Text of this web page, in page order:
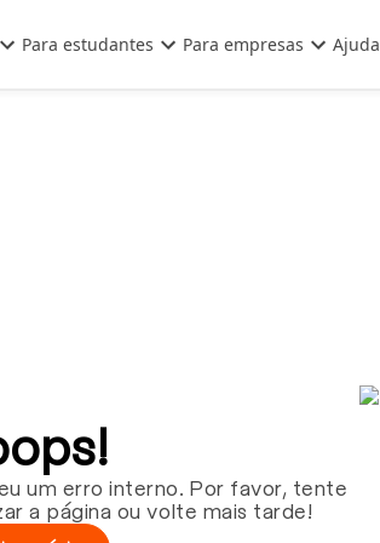
Para estudantes Para empresas Ajuda
um erro interno. Por favor, tente
a página ou volte mais tarde!